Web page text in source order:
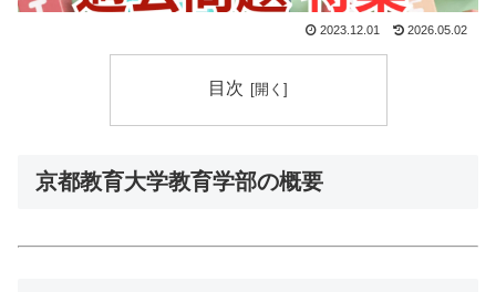
2023.12.01 2026.05.02
目次
京都教育大学教育学部の概要